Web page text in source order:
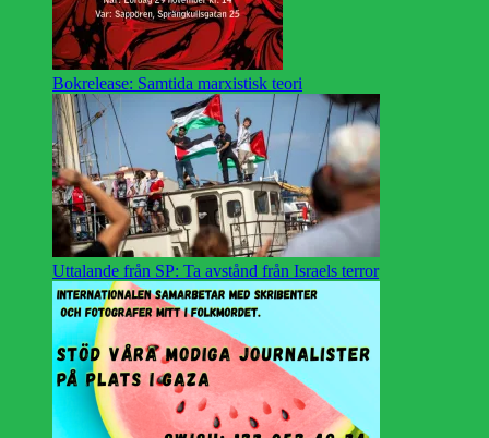
Bokrelease: Samtida marxistisk teori
Uttalande från SP: Ta avstånd från Israels terror